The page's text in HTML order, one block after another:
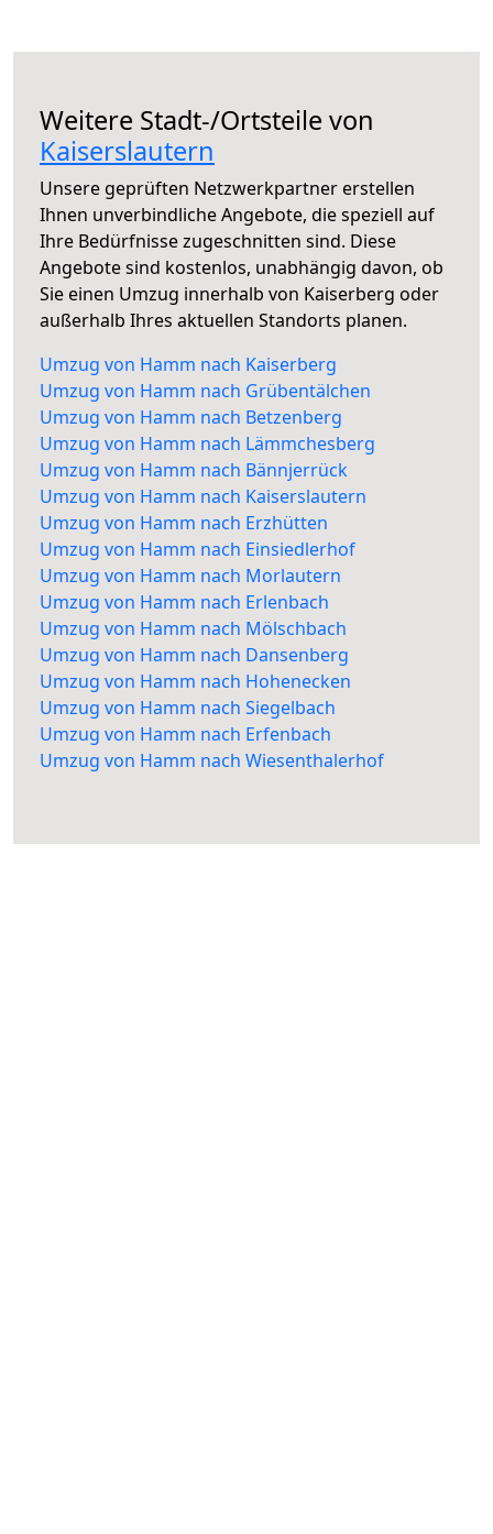
Weitere Stadt-/Ortsteile von
Kaiserslautern
Unsere geprüften Netzwerkpartner erstellen
Ihnen unverbindliche Angebote, die speziell auf
Ihre Bedürfnisse zugeschnitten sind. Diese
Angebote sind kostenlos, unabhängig davon, ob
Sie einen Umzug innerhalb von Kaiserberg oder
außerhalb Ihres aktuellen Standorts planen.
Umzug von Hamm nach Kaiserberg
Umzug von Hamm nach Grübentälchen
Umzug von Hamm nach Betzenberg
Umzug von Hamm nach Lämmchesberg
Umzug von Hamm nach Bännjerrück
Umzug von Hamm nach Kaiserslautern
Umzug von Hamm nach Erzhütten
Umzug von Hamm nach Einsiedlerhof
Umzug von Hamm nach Morlautern
Umzug von Hamm nach Erlenbach
Umzug von Hamm nach Mölschbach
Umzug von Hamm nach Dansenberg
Umzug von Hamm nach Hohenecken
Umzug von Hamm nach Siegelbach
Umzug von Hamm nach Erfenbach
Umzug von Hamm nach Wiesenthalerhof